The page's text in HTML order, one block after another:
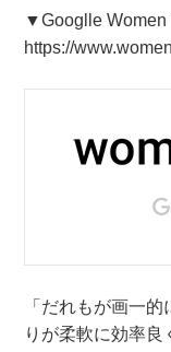
▼Googlle Women
https://
「だれもが画一
りが柔軟に効率良